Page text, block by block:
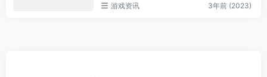
游戏资讯 3年前 (2023)